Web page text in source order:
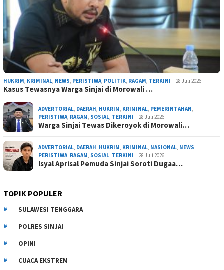
HUKRIM, KRIMINAL, NEWS, PERISTIWA, POLITIK, RAGAM, TERKINI 28 Juli 2026
Kasus Tewasnya Warga Sinjai di Morowali …
ADVERTORIAL, DAERAH, HUKRIM, KRIMINAL, PEMERINTAHAN,
PERISTIWA, RAGAM, SOSIAL, TERKINI 28 Juli 2026
Warga Sinjai Tewas Dikeroyok di Morowali…
ADVERTORIAL, DAERAH, HUKRIM, KRIMINAL, NASIONAL, NEWS,
PERISTIWA, RAGAM, SOSIAL, TERKINI 28 Juli 2026
Isyal Aprisal Pemuda Sinjai Soroti Dugaa…
TOPIK POPULER
SULAWESI TENGGARA
POLRES SINJAI
OPINI
CUACA EKSTREM